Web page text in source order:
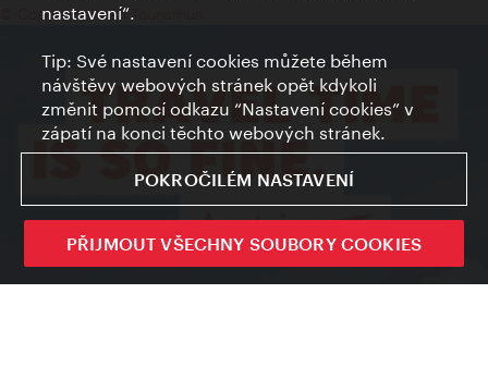
© Copyright Wien Tourismus
nastavení“.
Tip: Své nastavení cookies můžete během
návštěvy webových stránek opět kdykoli
změnit pomocí odkazu “Nastavení cookies” v
zápatí na konci těchto webových stránek.
POKROČILÉM NASTAVENÍ
PŘIJMOUT VŠECHNY SOUBORY COOKIES